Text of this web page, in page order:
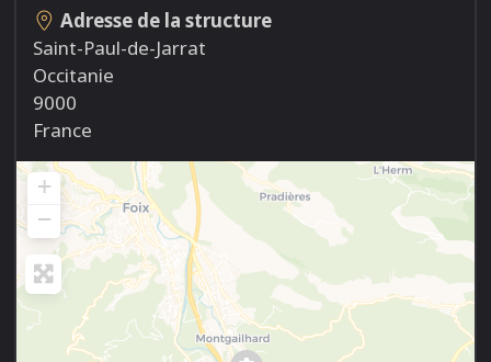
Adresse de la structure
Saint-Paul-de-Jarrat
Occitanie
9000
France
+
−